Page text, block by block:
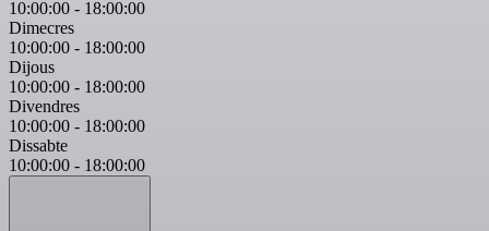
10:00:00 - 18:00:00
Dimecres
10:00:00 - 18:00:00
Dijous
10:00:00 - 18:00:00
Divendres
10:00:00 - 18:00:00
Dissabte
10:00:00 - 18:00:00